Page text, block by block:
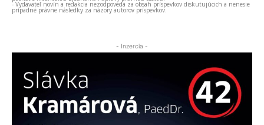
- Vydavateľ novín a redakcia nezodpovedá za obsah príspevkov diskutujúcich a nenesie
prípadné právne následky za názory autorov príspevkov.
- Inzercia -